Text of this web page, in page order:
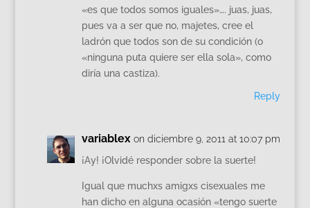
«es que todos somos iguales»…. juas, juas,
pues va a ser que no, majetes, cree el
ladrón que todos son de su condición (o
«ninguna puta quiere ser ella sola», como
diría una castiza).
Reply
variablex on diciembre 9, 2011 at 10:07 pm
¡Ay! ¡Olvidé responder sobre la suerte!
Igual que muchxs amigxs cisexuales me
han dicho en alguna ocasión «tengo suerte